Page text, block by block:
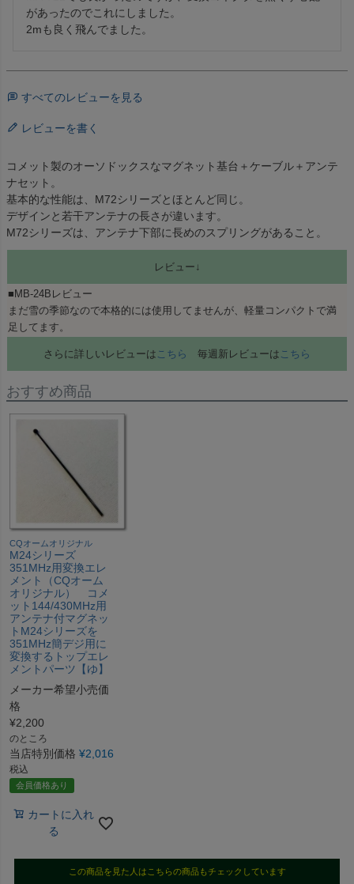
があったのでこれにしました。
2mも良く飛んでました。
すべてのレビューを見る
レビューを書く
コメット製のオーソドックスなマグネット基台＋ケーブル＋アンテ
ナセット。
基本的な性能は、M72シリーズとほとんど同じ。
デザインと若干アンテナの長さが違います。
M72シリーズは、アンテナ下部に長めのスプリングがあること。
レビュー↓
■MB-24Bレビュー
まだ雪の季節なので本格的には使用してませんが、軽量コンパクトで満
足してます。
さらに詳しいレビューは こちら 毎週新レビューは こちら
おすすめ商品
CQオームオリジナル
M24シリーズ
351MHz用変換エレ
メント（CQオーム
オリジナル） コメ
ット144/430MHz用
アンテナ付マグネッ
トM24シリーズを
351MHz簡デジ用に
変換するトップエレ
メントパーツ【ゆ】
メーカー希望小売価
格
¥2,200
のところ
当店特別価格 ¥2,016
税込
会員価格あり
カートに入れ
る
この商品を見た人はこちらの商品もチェックしています